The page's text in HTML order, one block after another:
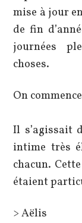
mise à jour
de fin
journées
choses.
On
Il s’agissait
intime très
chacun.
étaient
> Aëlis